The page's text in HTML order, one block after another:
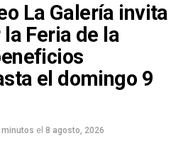
La Galería invita
Feria de la
el domingo 9
minutos el 8 agosto, 2026